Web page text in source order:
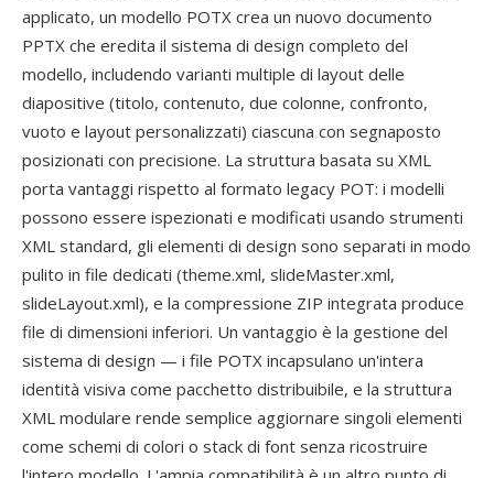
applicato, un modello POTX crea un nuovo documento
PPTX che eredita il sistema di design completo del
modello, includendo varianti multiple di layout delle
diapositive (titolo, contenuto, due colonne, confronto,
vuoto e layout personalizzati) ciascuna con segnaposto
posizionati con precisione. La struttura basata su XML
porta vantaggi rispetto al formato legacy POT: i modelli
possono essere ispezionati e modificati usando strumenti
XML standard, gli elementi di design sono separati in modo
pulito in file dedicati (theme.xml, slideMaster.xml,
slideLayout.xml), e la compressione ZIP integrata produce
file di dimensioni inferiori. Un vantaggio è la gestione del
sistema di design — i file POTX incapsulano un'intera
identità visiva come pacchetto distribuibile, e la struttura
XML modulare rende semplice aggiornare singoli elementi
come schemi di colori o stack di font senza ricostruire